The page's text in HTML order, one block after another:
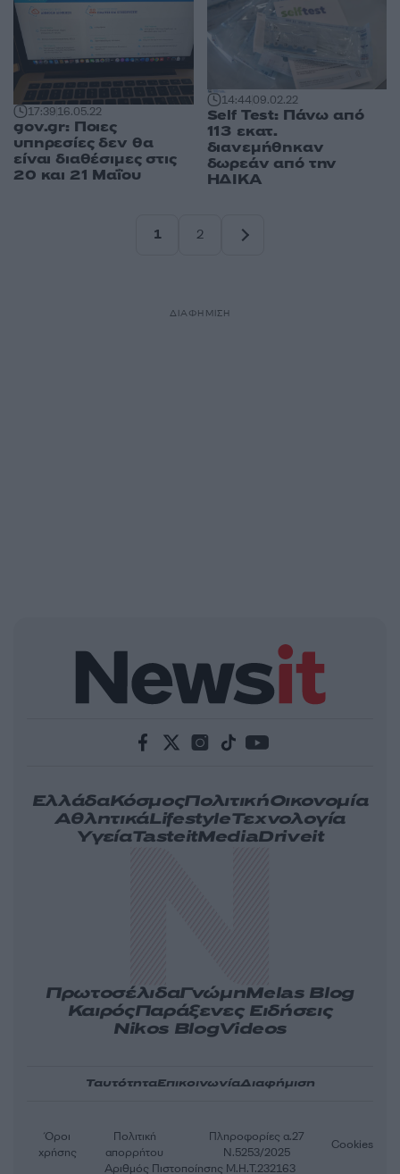
17:3916.05.22
gov.gr: Ποιες
υπηρεσίες δεν θα
είναι διαθέσιμες στις
20 και 21 Μαΐου
14:4409.02.22
Self Test: Πάνω από
113 εκατ.
διανεμήθηκαν
δωρεάν από την
ΗΔΙΚΑ
1
2
ΔΙΑΦΗΜΙΣΗ
ΕλλάδαΚόσμοςΠολιτικήΟικονομία
ΑθλητικάLifestyleΤεχνολογία
ΥγείαTasteitMediaDriveit
ΠρωτοσέλιδαΓνώμηMelas Blog
ΚαιρόςΠαράξενες Ειδήσεις
Nikos BlogVideos
ΤαυτότηταΕπικοινωνίαΔιαφήμιση
Αριθμός Πιστοποίησης Μ.Η.Τ.232163
Όροι
χρήσης
Πολιτική
απορρήτου
Πληροφορίες α.27
Ν.5253/2025
Cookies